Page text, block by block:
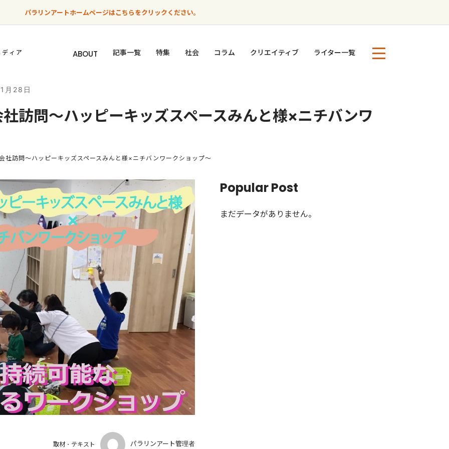
パラリンアートホームページはこちらをクリックください。
ィア ABOUT 記事一覧 特集 社会 コラム クリエイティブ ライター一覧
月28日
訪問～ハッピーキッズスペースみんと様×ニチバンワ
社訪問～ハッピーキッズスペースみんと様×ニチバンワークショップ～
取材・テキスト パラリンアート管理者
Popular Post
まだデータがありません。